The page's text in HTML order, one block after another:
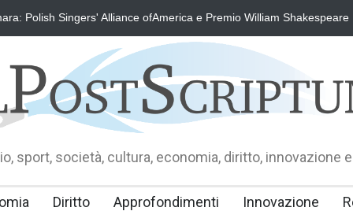
Polish Singers' Alliance ofAmerica e Premio William Shakespeare
sport, società, cultura, economia, diritto, innovazione
Diritto Approfondimenti Innovazione